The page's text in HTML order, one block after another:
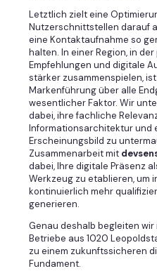
Letztlich zielt eine
Nutzerschnittstellen darauf
eine Kontaktaufnahme so
halten. In einer Region, in
Empfehlungen und digitale
stärker zusammenspielen,
Markenführung über alle
wesentlicher Faktor. Wir
dabei, ihre fachliche
Informationsarchitektur und
Erscheinungsbild zu
Zusammenarbeit mit
dabei, Ihre digitale Präsenz
Werkzeug zu etablieren, um
kontinuierlich mehr
generieren.
Genau deshalb begleiten wir
Betriebe aus 1020
zu einem zukunftssicheren
Fundament.